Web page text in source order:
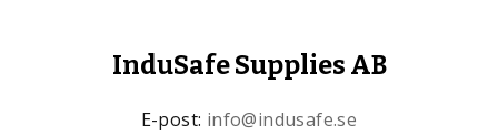
InduSafe Supplies AB
E-post: info@indusafe.se